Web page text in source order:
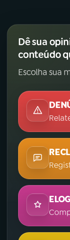
Dê sua
conteúdo
Escolha sua